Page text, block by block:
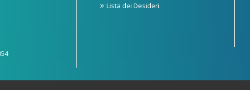
Lista dei Desideri